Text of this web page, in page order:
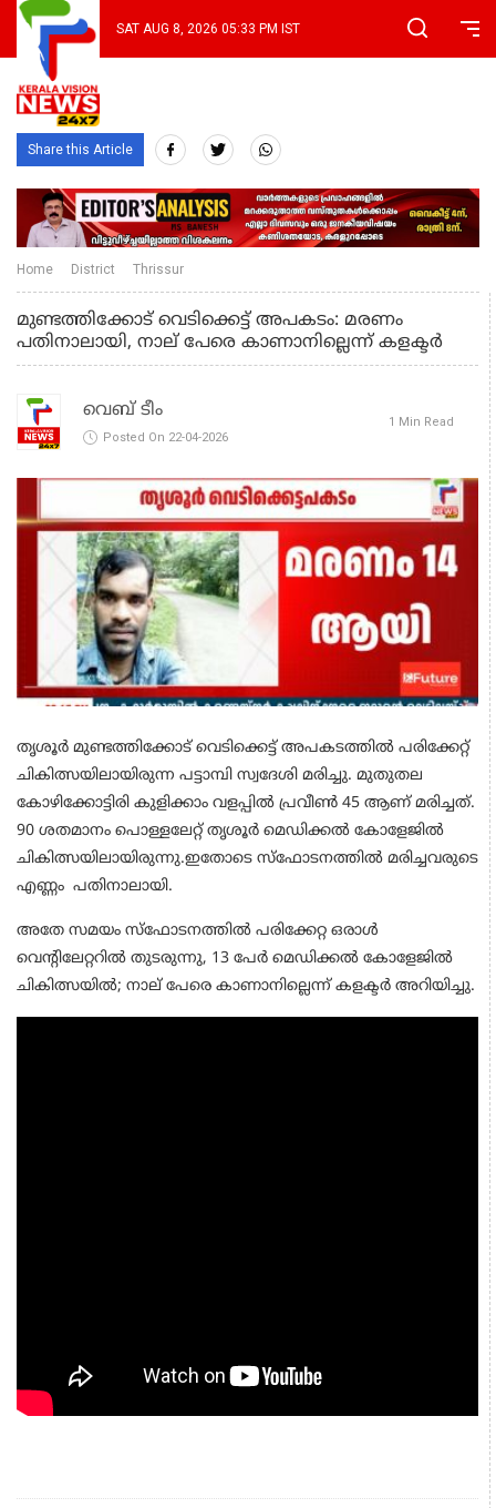
SAT AUG 8, 2026 05:33 PM IST
Share this Article
Home District Thrissur
മുണ്ടത്തിക്കോട് വെടിക്കെട്ട് അപകടം: മരണം
പതിനാലായി, നാല് പേരെ കാണാനില്ലെന്ന് കളക്ടർ
വെബ് ടീം
Posted On 22-04-2026
1 Min Read
തൃശൂർ മുണ്ടത്തിക്കോട് വെടിക്കെട്ട് അപകടത്തിൽ പരിക്കേറ്റ്
ചികിത്സയിലായിരുന്ന പട്ടാമ്പി സ്വദേശി മരിച്ചു. മുതുതല
കോഴിക്കോട്ടിരി കുളിക്കാം വളപ്പിൽ പ്രവീൺ 45 ആണ് മരിച്ചത്.
90 ശതമാനം പൊള്ളലേറ്റ് തൃശൂർ മെഡിക്കൽ കോളേജിൽ
ചികിത്സയിലായിരുന്നു.ഇതോടെ സ്‌ഫോടനത്തിൽ മരിച്ചവരുടെ
എണ്ണം പതിനാലായി.
അതേ സമയം സ്ഫോടനത്തിൽ പരിക്കേറ്റ ഒരാൾ
വെന്റിലേറ്ററിൽ തുടരുന്നു, 13 പേർ മെഡിക്കൽ കോളേജിൽ
ചികിത്സയിൽ; നാല് പേരെ കാണാനില്ലെന്ന് കളക്ടർ അറിയിച്ചു.